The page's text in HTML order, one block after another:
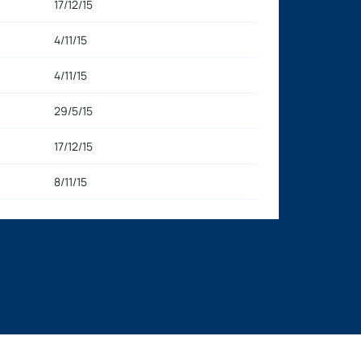
17/12/15
4/11/15
4/11/15
29/5/15
17/12/15
8/11/15